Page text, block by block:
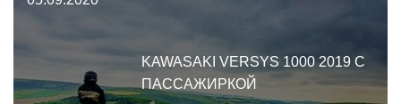
KAWASAKI VERSYS 1000 2019 С
ПАССАЖИРКОЙ